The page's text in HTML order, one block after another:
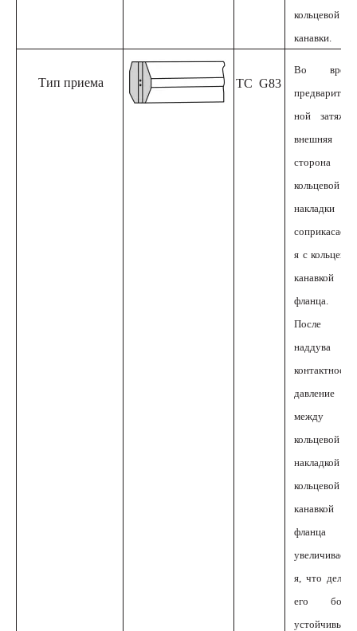
кольцевой
канавки.
Тип приема ТС G83
Во время
предваритель
ной затяжки
внешняя
сторона
кольцевой
накладки RX
соприкасаетс
я с кольцевой
канавкой
фланца.
После
наддува
контактное
давление
между
кольцевой
накладкой и
кольцевой
канавкой
фланца
увеличиваетс
я, что делает
его более
устойчивым